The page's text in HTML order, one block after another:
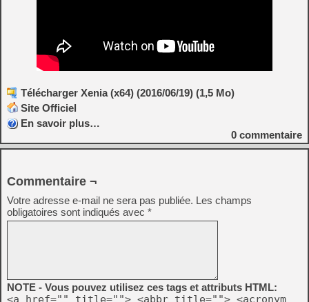
Télécharger Xenia (x64) (2016/06/19) (1,5 Mo)
Site Officiel
En savoir plus…
0 commentaire
Commentaire ¬
Votre adresse e-mail ne sera pas publiée. Les champs
obligatoires sont indiqués avec *
NOTE - Vous pouvez utilisez ces tags et attributs HTML:
<a href="" title=""> <abbr title=""> <acronym